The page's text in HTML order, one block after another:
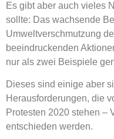
Es gibt aber auch vieles
sollte: Das wachsende
Umweltverschmutzung
beeindruckenden
nur als zwei Beispiele
Dieses sind einige aber
Herausforderungen, die
Protesten 2020 stehen –
entschieden werden.